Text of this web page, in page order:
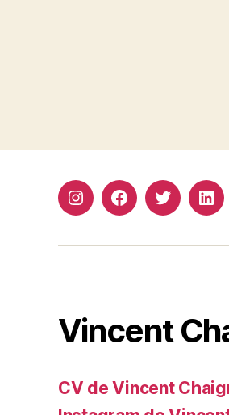
InstagramFacebookTwitter
Vincent
CV de Vincent